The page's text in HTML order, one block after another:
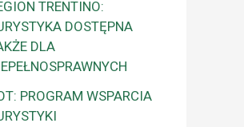
TRENTINO:
DOSTĘPNA
DLA
PROGRAM WSPARCIA